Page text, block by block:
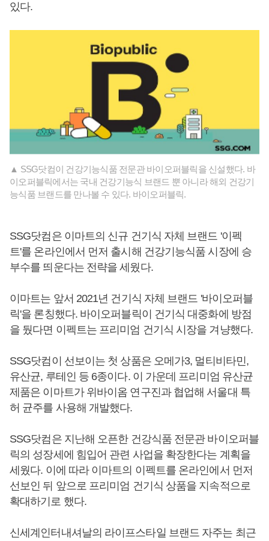
있다.
▲ SSG닷컴이 건강기능식품 전문관 바이오퍼블릭을 신설했다. 바
이오퍼블릭에서는 국내 건강기능식 브랜드 뿐 아니라 해외 건강기
능식품 브랜드를 만나볼 수 있다. 바이오퍼블릭.
SSG닷컴은 이마트의 신규 건기식 자체 브랜드 '이펙
트'를 온라인에서 먼저 출시해 건강기능식품 시장에 승
부수를 띄운다는 전략을 세웠다.
이마트는 앞서 2021년 건기식 자체 브랜드 '바이오퍼블
릭'을 론칭했다. 바이오퍼블릭이 건기식 대중화에 방점
을 뒀다면 이펙트는 프리미엄 건기식 시장을 겨냥했다.
SSG닷컴이 선보이는 첫 상품은 오메가3, 멀티비타민,
유산균, 루테인 등 6종이다. 이 가운데 프리미엄 유산균
제품은 이마트가 위바이옴 연구진과 협업해 서울대 특
허 균주를 사용해 개발했다.
SSG닷컴은 지난해 오픈한 건강식품 전문관 바이오퍼블
릭의 성장세에 힘입어 관련 사업을 확장한다는 계획을
세웠다. 이에 따라 이마트의 이펙트를 온라인에서 먼저
선보인 뒤 앞으로 프리미엄 건기식 상품을 지속적으로
확대하기로 했다.
신세계인터내셔날의 라이프스타일 브랜드 자주는 최근